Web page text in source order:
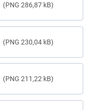
PNG 286,87 kB
PNG 230,04 kB
PNG 211,22 kB